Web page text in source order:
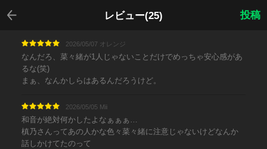
レビュー(25)
戻る
投稿
2026/05/07 オレンジ
なんだろ、菜々緒が1人じゃないことだけでめっちゃ安心感があ
るな(笑)
まぁ、なんかしらはあるんだろうけど。
2026/05/05 Mii
和音が絶対何かしたよなぁぁぁ…
槙乃さんってあの人かな色々菜々緒に注意じゃないけどなんか
話しかけてたのって